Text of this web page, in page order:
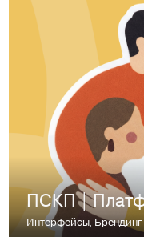
Интерфейсы, Брендинг